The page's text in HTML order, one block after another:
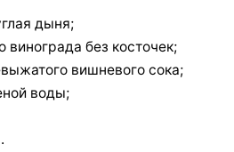
дыня;
винограда без косточек;
вишневого сока;
воды;